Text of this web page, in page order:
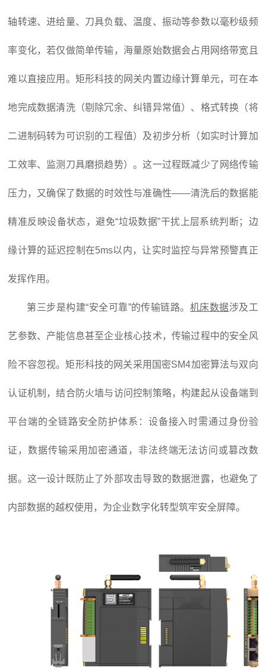
轴转速、进给量、刀具负载、温度、振动等参数以毫秒级频
率变化，若仅做简单传输，海量原始数据会占用网络带宽且
难以直接应用。矩形科技的网关内置边缘计算单元，可在本
地完成数据清洗（剔除冗余、纠错异常值）、格式转换（将
二进制码转为可识别的工程值）及初步分析（如实时计算加
工效率、监测刀具磨损趋势）。这一过程既减少了网络传输
压力，又确保了数据的时效性与准确性——清洗后的数据能
精准反映设备状态，避免“垃圾数据”干扰上层系统判断；边
缘计算的延迟控制在5ms以内，让实时监控与异常预警真正
发挥作用。
第三步是构建“安全可靠”的传输链路。 机床数据涉及工
艺参数、产能信息甚至企业核心技术，传输过程中的安全风
险不容忽视。矩形科技的网关采用国密SM4加密算法与双向
认证机制，结合防火墙与访问控制策略，构建起从设备端到
平台端的全链路安全防护体系：设备接入时需通过身份验
证，数据传输采用加密通道，非法终端无法访问或篡改数
据。这一设计既防止了外部攻击导致的数据泄露，也避免了
内部数据的越权使用，为企业数字化转型筑牢安全屏障。